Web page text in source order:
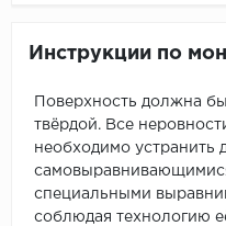
Инструкции по
Поверхность должна
твёрдой. Все
необходимо устранить
специальными
соблюдая технологию